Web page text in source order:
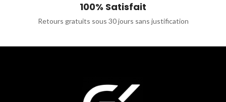
100% Satisfait
Retours gratuits sous 30 jours sans justification